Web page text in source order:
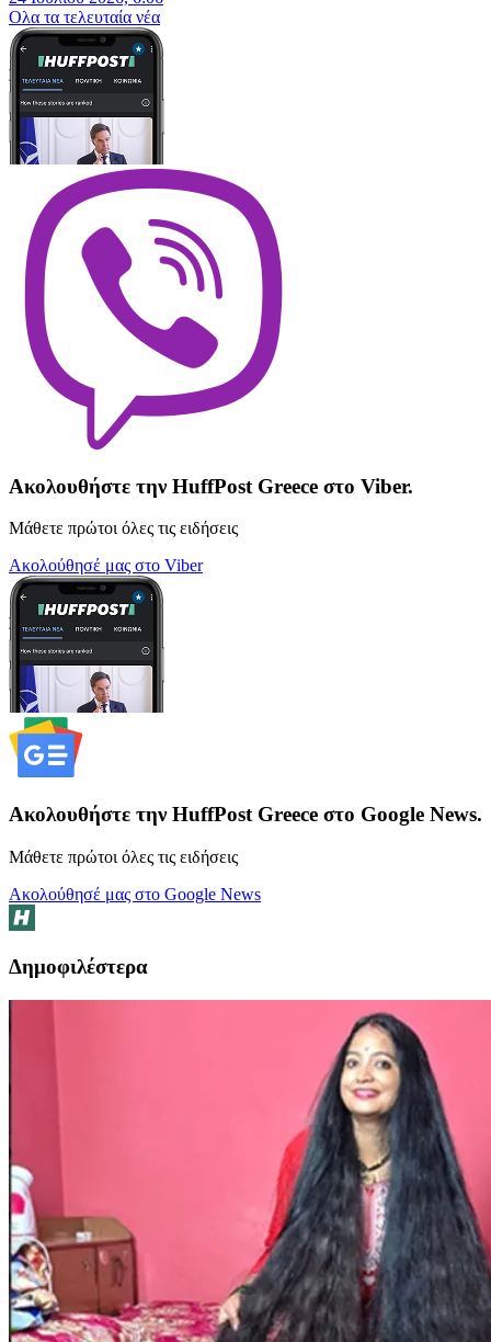
Oλα τα τελευταία νέα
Ακολουθήστε την HuffPost Greece στο Viber.
Μάθετε πρώτοι όλες τις ειδήσεις
Ακολούθησέ μας στο Viber
Ακολουθήστε την HuffPost Greece στο Google News.
Μάθετε πρώτοι όλες τις ειδήσεις
Ακολούθησέ μας στο Google News
Δημοφιλέστερα